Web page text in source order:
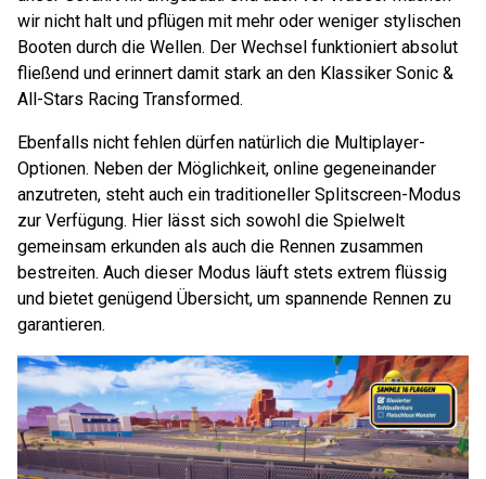
wir nicht halt und pflügen mit mehr oder weniger stylischen
Booten durch die Wellen. Der Wechsel funktioniert absolut
fließend und erinnert damit stark an den Klassiker Sonic &
All-Stars Racing Transformed.
Ebenfalls nicht fehlen dürfen natürlich die Multiplayer-
Optionen. Neben der Möglichkeit, online gegeneinander
anzutreten, steht auch ein traditioneller Splitscreen-Modus
zur Verfügung. Hier lässt sich sowohl die Spielwelt
gemeinsam erkunden als auch die Rennen zusammen
bestreiten. Auch dieser Modus läuft stets extrem flüssig
und bietet genügend Übersicht, um spannende Rennen zu
garantieren.